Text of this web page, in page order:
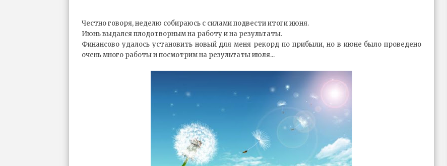
Честно говоря, неделю собираюсь с силами подвести итоги июня.
Июнь выдался плодотворным на работу и на результаты.
Финансово удалось установить новый для меня рекорд по прибыли, но в июне было проведено
очень много работы и посмотрим на результаты июля...